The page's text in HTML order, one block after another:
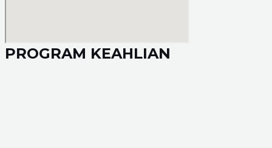
PROGRAM KEAHLIAN